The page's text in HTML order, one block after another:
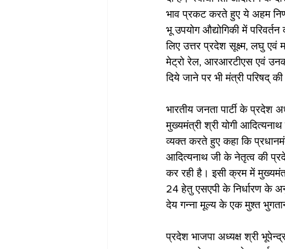
भाव प्रकट करते हुए ये अहम
भू उपयोग औद्योगिकी में
लिए उत्तर प्रदेश सूक्ष्म, लघु एवं
मेट्रो रेल, आरआरटीएस एवं
दिये जाने पर भी मंत्री परिषद्
भारतीय जनता पार्टी के प्रदेश
मुख्यमंत्री श्री योगी
व्यक्त करते हुए कहा कि
आदित्यनाथ जी के नेतृत्व की
कर रही है। इसी क्रम में
24 हेतु एसएपी के निर्धारण के
देय गन्ना मूल्य के एक मुश्त
प्रदेश भाजपा अध्यक्ष श्री